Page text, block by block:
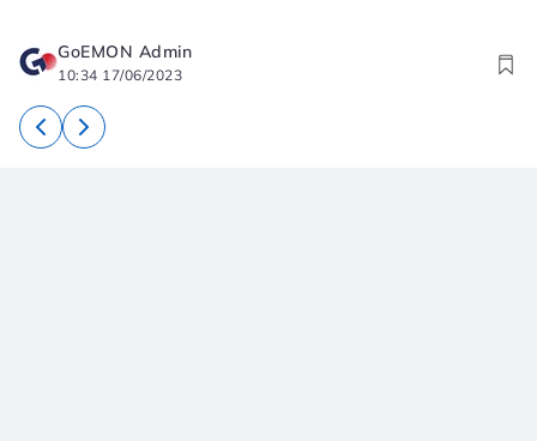
GoEMON Admin
10:34 17/06/2023